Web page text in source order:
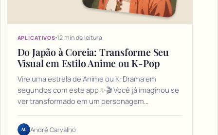
APLICATIVOS 12 min de leitura
Do Japão à Coreia: Transforme Seu
Visual em Estilo Anime ou K-Pop
Vire uma estrela de Anime ou K-Drama em
segundos com este app ✨🎬 Você já imaginou se
ver transformado em um personagem…
AC André Carvalho